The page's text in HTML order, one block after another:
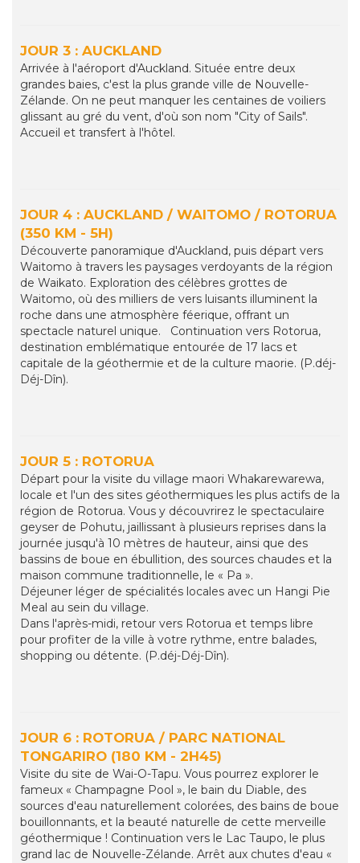
JOUR 3 : AUCKLAND
Arrivée à l'aéroport d'Auckland. Située entre deux
grandes baies, c'est la plus grande ville de Nouvelle-
Zélande. On ne peut manquer les centaines de voiliers
glissant au gré du vent, d'où son nom "City of Sails".
Accueil et transfert à l'hôtel.
JOUR 4 : AUCKLAND / WAITOMO / ROTORUA
(350 KM - 5H)
Découverte panoramique d'Auckland, puis départ vers
Waitomo à travers les paysages verdoyants de la région
de Waikato. Exploration des célèbres grottes de
Waitomo, où des milliers de vers luisants illuminent la
roche dans une atmosphère féerique, offrant un
spectacle naturel unique. Continuation vers Rotorua,
destination emblématique entourée de 17 lacs et
capitale de la géothermie et de la culture maorie. (P.déj-
Déj-Dîn).
JOUR 5 : ROTORUA
Départ pour la visite du village maori Whakarewarewa,
locale et l'un des sites géothermiques les plus actifs de la
région de Rotorua. Vous y découvrirez le spectaculaire
geyser de Pohutu, jaillissant à plusieurs reprises dans la
journée jusqu'à 10 mètres de hauteur, ainsi que des
bassins de boue en ébullition, des sources chaudes et la
maison commune traditionnelle, le « Pa ».
Déjeuner léger de spécialités locales avec un Hangi Pie
Meal au sein du village.
Dans l'après-midi, retour vers Rotorua et temps libre
pour profiter de la ville à votre rythme, entre balades,
shopping ou détente. (P.déj-Déj-Dîn).
JOUR 6 : ROTORUA / PARC NATIONAL
TONGARIRO (180 KM - 2H45)
Visite du site de Wai-O-Tapu. Vous pourrez explorer le
fameux « Champagne Pool », le bain du Diable, des
sources d'eau naturellement colorées, des bains de boue
bouillonnants, et la beauté naturelle de cette merveille
géothermique ! Continuation vers le Lac Taupo, le plus
grand lac de Nouvelle-Zélande. Arrêt aux chutes d'eau «